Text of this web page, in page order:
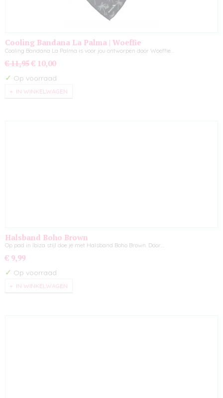
Cooling Bandana La Palma | Woeffie
Cooling Bandana La Palma is voor jou ontworpen door Woeffie…
€ 11,95 € 10,00
✓ Op voorraad
IN WINKELWAGEN
Halsband Boho Brown
Op pad in Ibiza stijl doe je met Halsband Boho Brown. Door…
€ 9,99
✓ Op voorraad
IN WINKELWAGEN